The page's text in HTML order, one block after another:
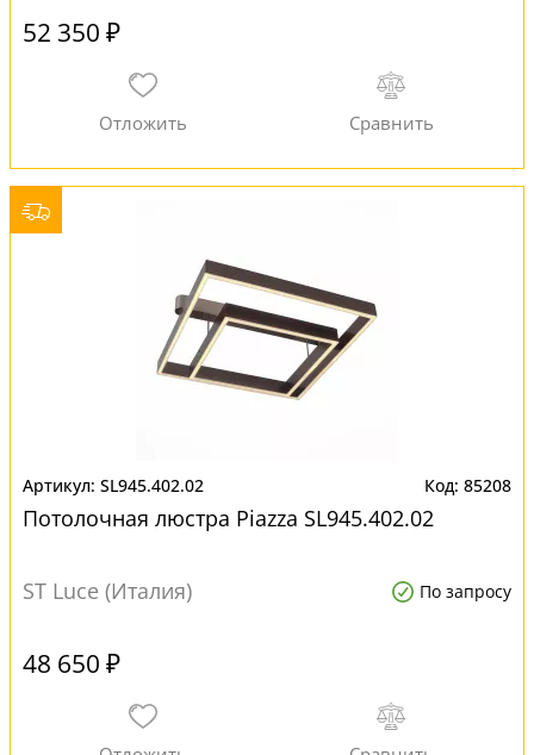
52 350 ₽
SL945.402.02 85208
Потолочная люстра Piazza SL945.402.02
ST Luce (Италия) По запросу
48 650 ₽